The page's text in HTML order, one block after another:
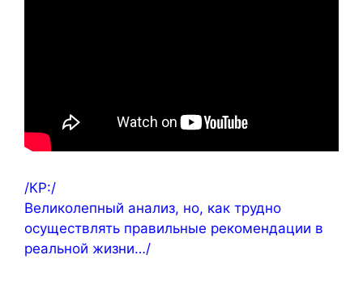
/КР:/
Великолепный анализ, но, как трудно
осуществлять правильные рекомендации в
реальной жизни…/